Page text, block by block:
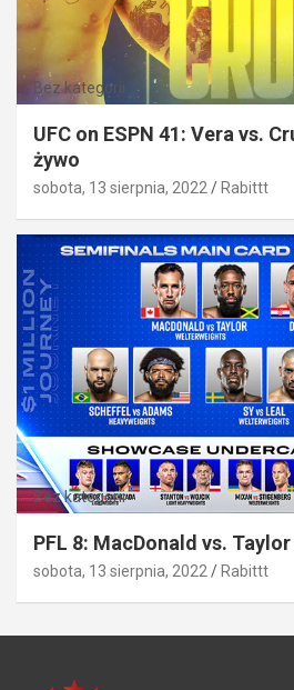
Bez kategorii
UFC on ESPN 41: Vera vs.
żywo
sobota, 13 sierpnia, 2022 Rabittt
Bez kategorii
PFL 8: MacDonald vs.
sobota, 13 sierpnia, 2022 Rabittt